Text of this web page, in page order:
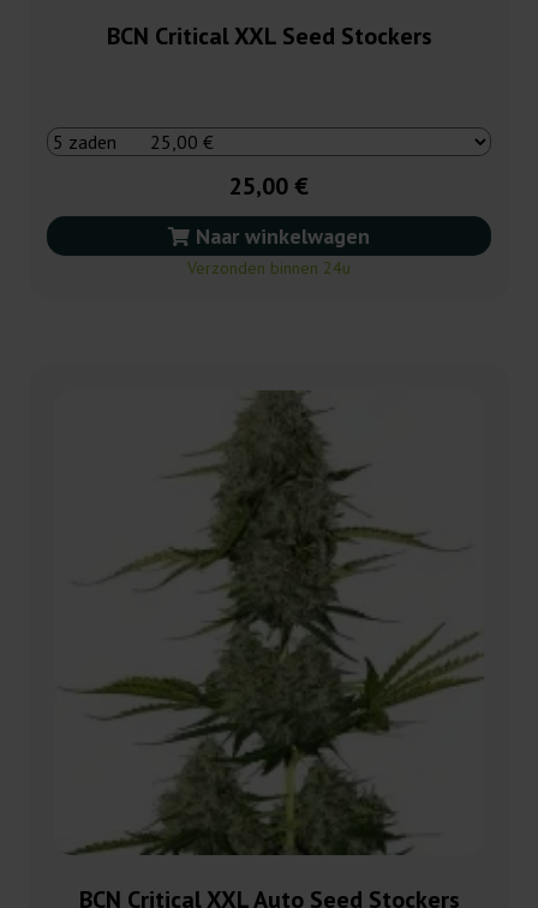
BCN Critical XXL Seed Stockers
25,00 €
Naar winkelwagen
Verzonden binnen 24u
BCN Critical XXL Auto Seed Stockers